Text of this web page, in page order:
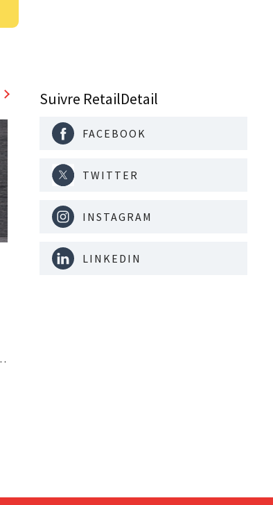
Suivre RetailDetail
FACEBOOK
TWITTER
INSTAGRAM
LINKEDIN